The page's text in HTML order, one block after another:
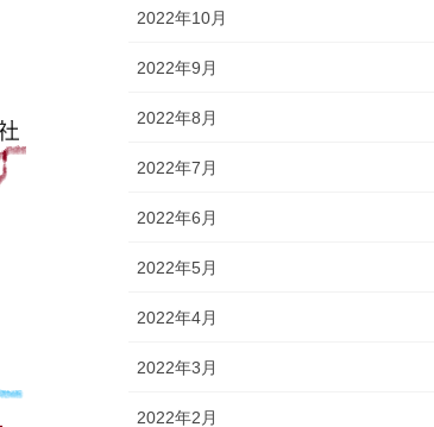
2022年10月
2022年9月
2022年8月
2022年7月
2022年6月
2022年5月
2022年4月
2022年3月
2022年2月